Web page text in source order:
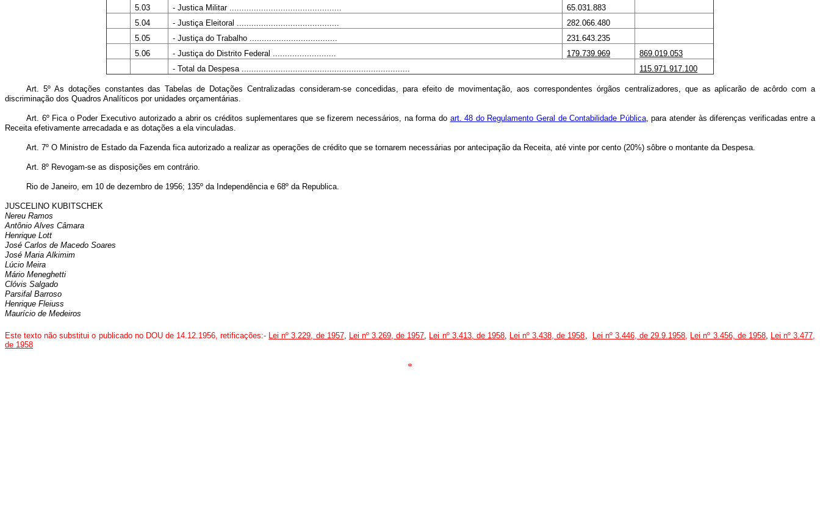
5.03
- Justica Militar ..............................................
65.031.883
5.04
- Justiça Eleitoral ..........................................
282.066.480
5.05
- Justiça do Trabalho ....................................
231.643.235
5.06
- Justiça do Distrito Federal .......................... 179.739.969
869.019.053
- Total da Despesa .....................................................................
115.971.917.100
Art. 5º As dotações constantes das Tabelas de Dotações Centralizadas consideram-se concedidas, para efeito de movimentação, aos correspondentes órgãos centralizadores, que as aplicarão de acôrdo com a
discriminação dos Quadros Analíticos por unidades orçamentárias.
Art. 6º Fica o Poder Executivo autorizado a abrir os créditos suplementares que se fizerem necessários, na forma do art. 48 do Regulamento Geral de Contabilidade Pública, para atender às diferenças verificadas entre a
Receita efetivamente arrecadada e as dotações a ela vinculadas.
Art. 7º O Ministro de Estado da Fazenda fica autorizado a realizar as operações de crédito que se tornarem necessárias por antecipação da Receita, até vinte por cento (20%) sôbre o montante da Despesa.
Art. 8º Revogam-se as disposições em contrário.
Rio de Janeiro, em 10 de dezembro de 1956; 135º da Independência e 68º da Republica.
JUSCELINO KUBITSCHEK
Nereu Ramos
Antônio Alves Câmara
Henrique Lott
José Carlos de Macedo Soares
José Maria Alkimim
Lúcio Meira
Mário Meneghetti
Clóvis Salgado
Parsifal Barroso
Henrique Fleiuss
Maurício de Medeiros
Este texto não substitui o publicado no DOU de 14.12.1956, retificações:- Lei nº 3.229, de 1957, Lei nº 3.269, de 1957, Lei nº 3.413, de 1958, Lei nº 3.438, de 1958, Lei nº 3.446, de 29.9.1958, Lei nº 3.456, de 1958, Lei nº 3.477,
de 1958
*